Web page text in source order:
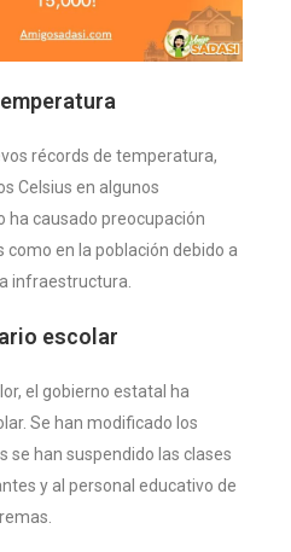
récords de temperatura,
Celsius en algunos
ha causado preocupación
en la población debido a
infraestructura.
escolar
el gobierno estatal ha
Se han modificado los
se han suspendido las clases
y al personal educativo de